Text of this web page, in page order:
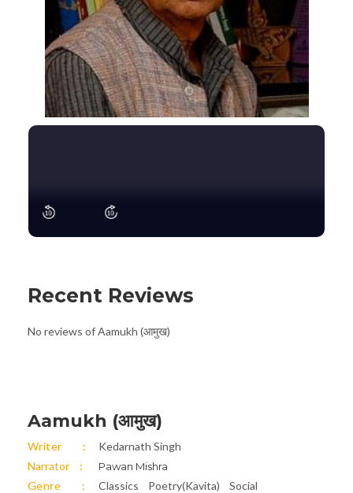
Recent Reviews
No reviews of Aamukh (आमुख)
Aamukh (आमुख)
Writer
Kedarnath Singh
Narrator
Pawan Mishra
Genre Classics Poetry(Kavita) Social